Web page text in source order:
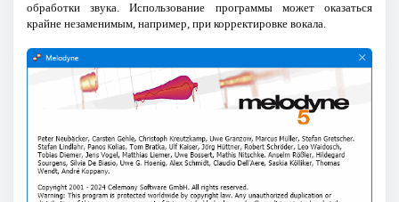
обработки звука. Использование программы может оказаться
крайне незаменимым, например, при корректировке вокала.